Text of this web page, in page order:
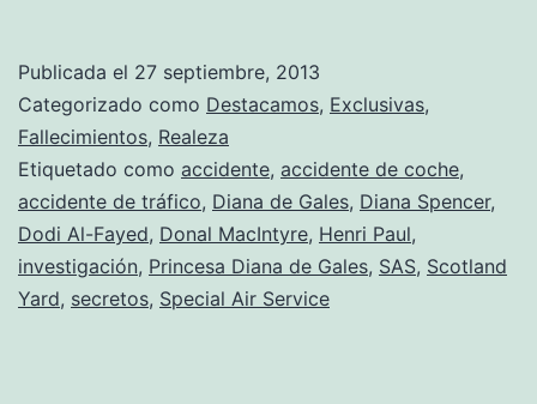
Princesa
Diana
sigue
dando
que
hablar
Publicada el 27 septiembre, 2013
Categorizado como Destacamos, Exclusivas,
Fallecimientos, Realeza
Etiquetado como accidente, accidente de coche,
accidente de tráfico, Diana de Gales, Diana Spencer,
Dodi Al-Fayed, Donal MacIntyre, Henri Paul,
investigación, Princesa Diana de Gales, SAS, Scotland
Yard, secretos, Special Air Service